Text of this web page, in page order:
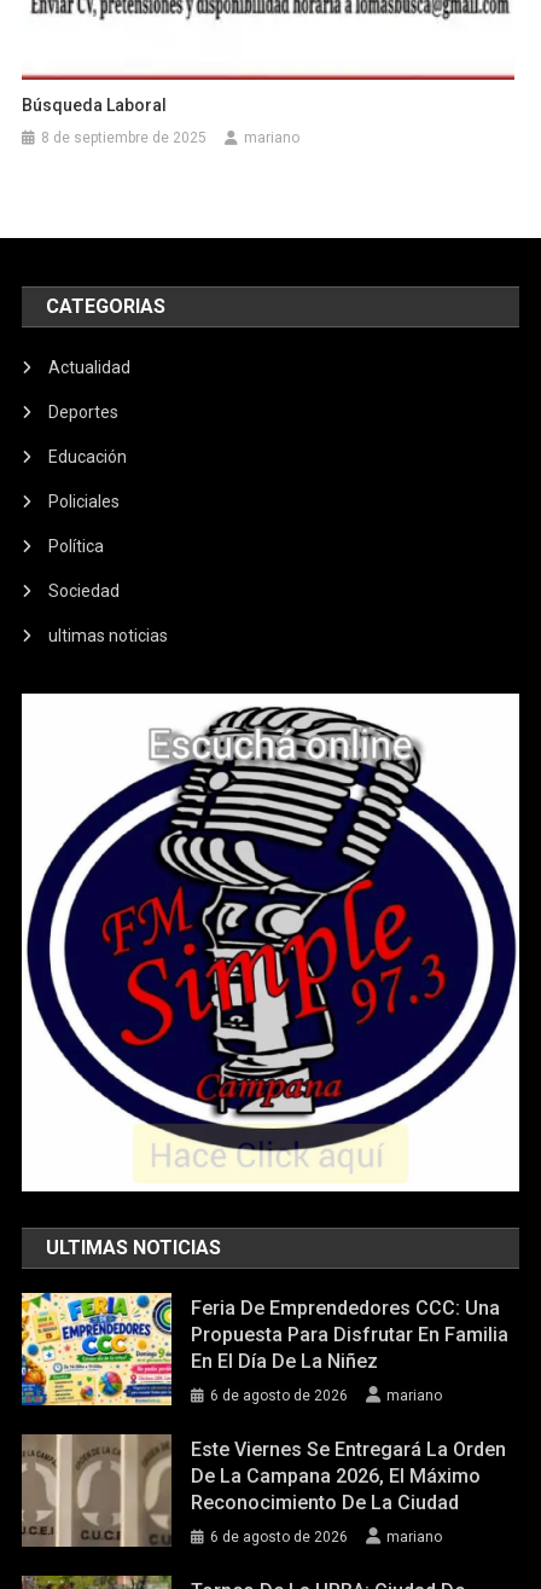
Búsqueda Laboral
8 de septiembre de 2025 mariano
CATEGORIAS
Actualidad
Deportes
Educación
Policiales
Política
Sociedad
ultimas noticias
ULTIMAS NOTICIAS
Feria De Emprendedores CCC: Una
Propuesta Para Disfrutar En Familia
En El Día De La Niñez
6 de agosto de 2026 mariano
Este Viernes Se Entregará La Orden
De La Campana 2026, El Máximo
Reconocimiento De La Ciudad
6 de agosto de 2026 mariano